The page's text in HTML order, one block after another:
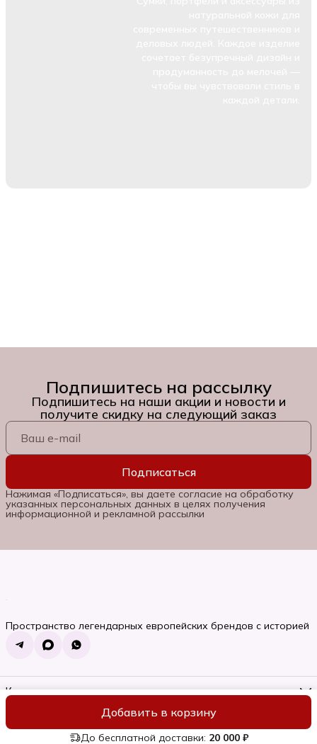
Добавить в корзину
До бесплатной доставки: 20 000 ₽
Подпишитесь на рассылку
Подпишитесь на наши акции и новости и
получите скидку на следующий заказ
Подписаться
Нажимая «Подписаться», вы даете согласие на обработку
указанных персональных данных в целях получения
информационной и рекламной рассылки
Пространство легендарных европейских брендов с историей
Контакты
Режим работы
Пн-Вс, 10:00-22:00
ИП Семяновская Ольга СергеевнаОплатаДоставкаПравила